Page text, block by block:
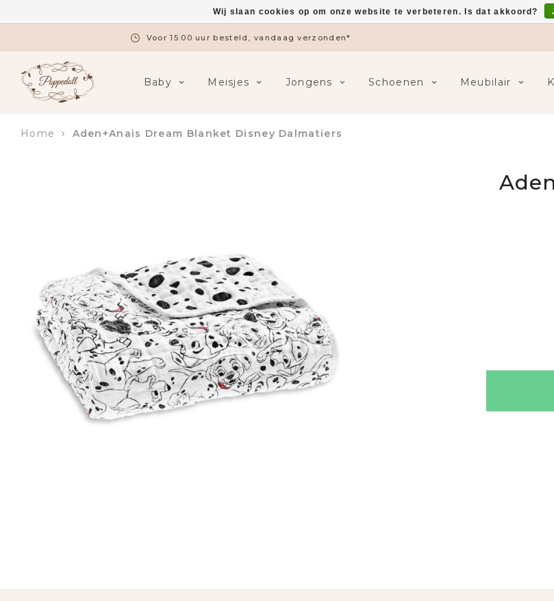
Voor 15:00 uur besteld, vandaag verzonden*
Baby Meisjes Jongens Schoenen Meubilair
Home Aden+Anais Dream Blanket Disney Dalmatiers
Wij slaan cookies op om onze website te verbeteren. Is dat akkoord?